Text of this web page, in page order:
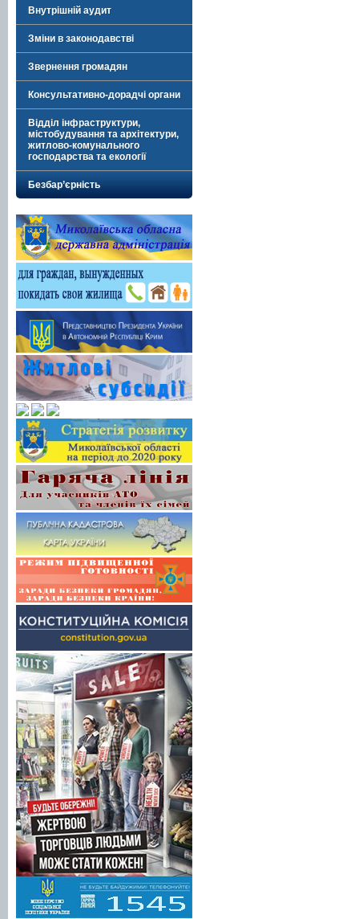
Внутрішній аудит
Зміни в законодавстві
Звернення громадян
Консультативно-дорадчі органи
Відділ інфраструктури,
містобудування та архітектури,
житлово-комунального
господарства та екології
Безбар’єрність